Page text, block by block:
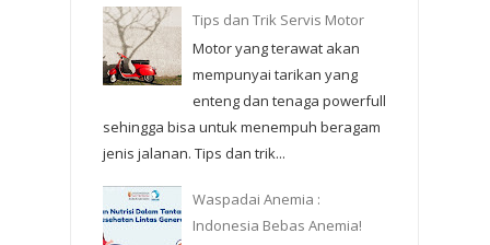
Tips dan Trik Servis Motor
Motor yang terawat akan
mempunyai tarikan yang
enteng dan tenaga powerfull
sehingga bisa untuk menempuh beragam
jenis jalanan. Tips dan trik...
Waspadai Anemia :
Indonesia Bebas Anemia!